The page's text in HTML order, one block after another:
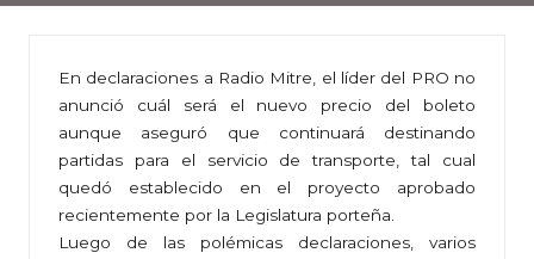
En declaraciones a Radio Mitre, el líder del PRO no
anunció cuál será el nuevo precio del boleto
aunque aseguró que continuará destinando
partidas para el servicio de transporte, tal cual
quedó establecido en el proyecto aprobado
recientemente por la Legislatura porteña.
Luego de las polémicas declaraciones, varios